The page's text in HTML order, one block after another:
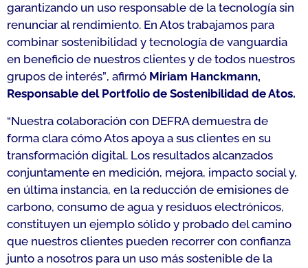
garantizando un uso responsable de la tecnología sin
renunciar al rendimiento. En Atos trabajamos para
combinar sostenibilidad y tecnología de vanguardia
en beneficio de nuestros clientes y de todos nuestros
grupos de interés”, afirmó Miriam Hanckmann,
Responsable del Portfolio de Sostenibilidad de Atos.
“Nuestra colaboración con DEFRA demuestra de
forma clara cómo Atos apoya a sus clientes en su
transformación digital. Los resultados alcanzados
conjuntamente en medición, mejora, impacto social y,
en última instancia, en la reducción de emisiones de
carbono, consumo de agua y residuos electrónicos,
constituyen un ejemplo sólido y probado del camino
que nuestros clientes pueden recorrer con confianza
junto a nosotros para un uso más sostenible de la